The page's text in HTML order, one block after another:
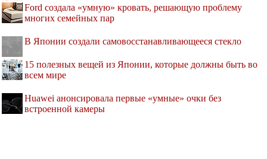
Ford создала «умную» кровать, решающую проблему
многих семейных пар
В Японии создали самовосстанавливающееся стекло
15 полезных вещей из Японии, которые должны быть во
всем мире
Huawei анонсировала первые «умные» очки без
встроенной камеры